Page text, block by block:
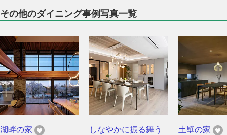
その他のダイニング事例写真一覧
湖畔の家
しなやかに振る舞う
土壁の家